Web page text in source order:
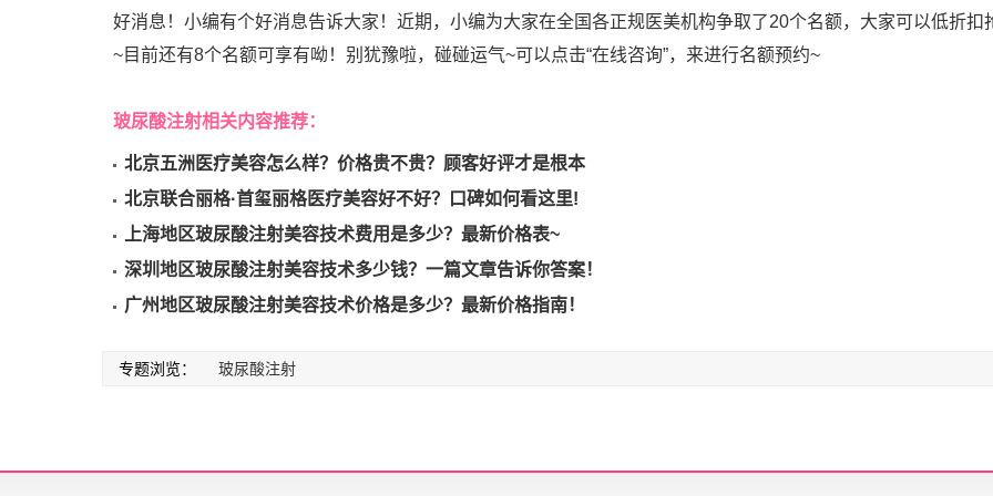
好消息！小编有个好消息告诉大家！近期，小编为大家在全国各正规医美机构争取了20个名额，大家可以低折扣
~目前还有8个名额可享有呦！别犹豫啦，碰碰运气~可以点击“在线咨询”，来进行名额预约~
玻尿酸注射相关内容推荐：
北京五洲医疗美容怎么样？价格贵不贵？顾客好评才是根本
北京联合丽格·首玺丽格医疗美容好不好？口碑如何看这里!
上海地区玻尿酸注射美容技术费用是多少？最新价格表~
深圳地区玻尿酸注射美容技术多少钱？一篇文章告诉你答案！
广州地区玻尿酸注射美容技术价格是多少？最新价格指南！
专题浏览： 玻尿酸注射